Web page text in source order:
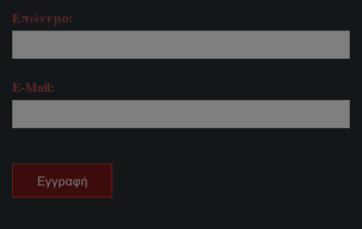
Επώνυμο:
E-Mail: